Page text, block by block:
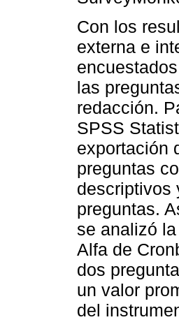
Con los
externa e
las
redacción.
SPSS
exportación
preguntas
descriptivos
preguntas.
se analizó
Alfa de
dos
un valor
del